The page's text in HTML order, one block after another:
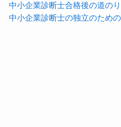
中小企業診断士合格後の道のり
中小企業診断士の独立のため